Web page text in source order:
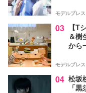
モデルプレス
03
【Tシャ
＆樹
から
モデルプレス
04 松坂
「